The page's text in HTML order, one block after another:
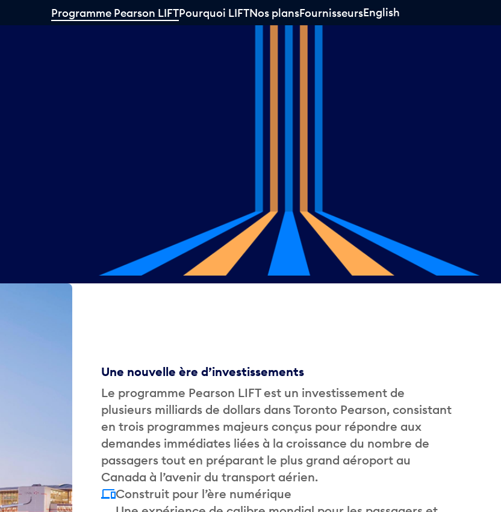
Programme Pearson LIFTPourquoi LIFTNos plansFournisseursEnglish
Une nouvelle ère d’investissements
Le programme Pearson LIFT est un investissement de
plusieurs milliards de dollars dans Toronto Pearson, consistant
en trois programmes majeurs conçus pour répondre aux
demandes immédiates liées à la croissance du nombre de
passagers tout en préparant le plus grand aéroport au
Canada à l’avenir du transport aérien.
Construit pour l’ère numérique